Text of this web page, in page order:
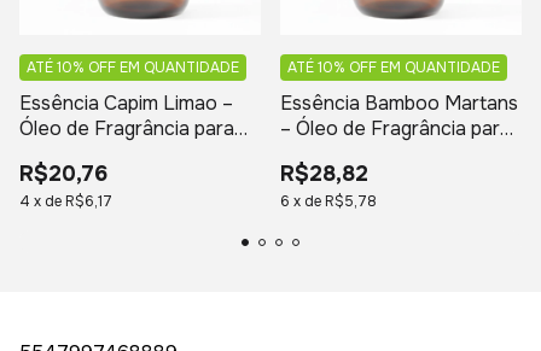
Essência Capim Limao –
Óleo de Fragrância para
R$20,76
4 x de R$6,17
ATÉ 10% OFF EM QUANTIDADE
Essência Bamboo Martans
– Óleo de Fragrância para
R$28,82
6 x de R$5,78
ATÉ 10% OFF EM QUANTIDADE